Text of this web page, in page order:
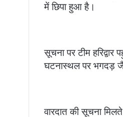
में छिपा हुआ है।
सूचना पर टीम
घटनास्थल पर भगदड़
वारदात की सूचना